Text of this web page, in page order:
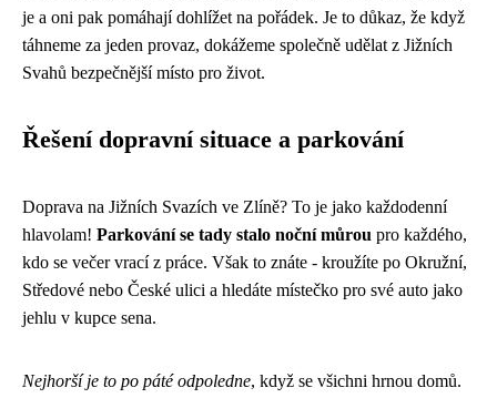
je a oni pak pomáhají dohlížet na pořádek. Je to důkaz, že když
táhneme za jeden provaz, dokážeme společně udělat z Jižních
Svahů bezpečnější místo pro život.
Řešení dopravní situace a parkování
Doprava na Jižních Svazích ve Zlíně? To je jako každodenní
hlavolam! Parkování se tady stalo noční můrou pro každého,
kdo se večer vrací z práce. Však to znáte - kroužíte po Okružní,
Středové nebo České ulici a hledáte místečko pro své auto jako
jehlu v kupce sena.
Nejhorší je to po páté odpoledne, když se všichni hrnou domů.